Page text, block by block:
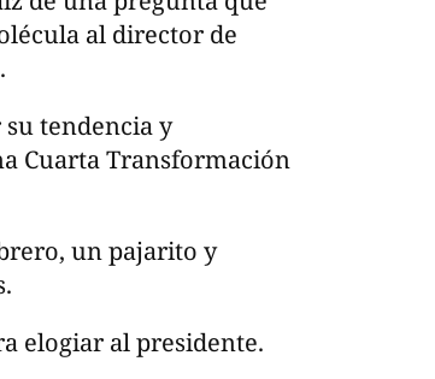
al director de
tendencia y
Cuarta Transformación
un pajarito y
elogiar al presidente.